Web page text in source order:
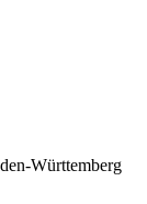
Württemberg